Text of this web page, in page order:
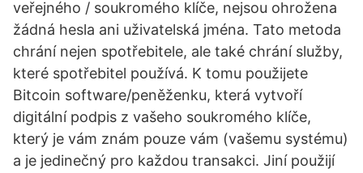
veřejného / soukromého klíče, nejsou ohrožena
žádná hesla ani uživatelská jména. Tato metoda
chrání nejen spotřebitele, ale také chrání služby,
které spotřebitel používá. K tomu použijete
Bitcoin software/peněženku, která vytvoří
digitální podpis z vašeho soukromého klíče,
který je vám znám pouze vám (vašemu systému)
a je jedinečný pro každou transakci. Jiní použijí